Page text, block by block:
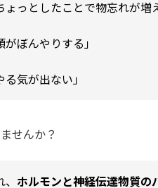
ょっとしたことで物忘れが増
がぼんやりする」
る気が出ない」
せんか？
ホルモンと神経伝達物質の